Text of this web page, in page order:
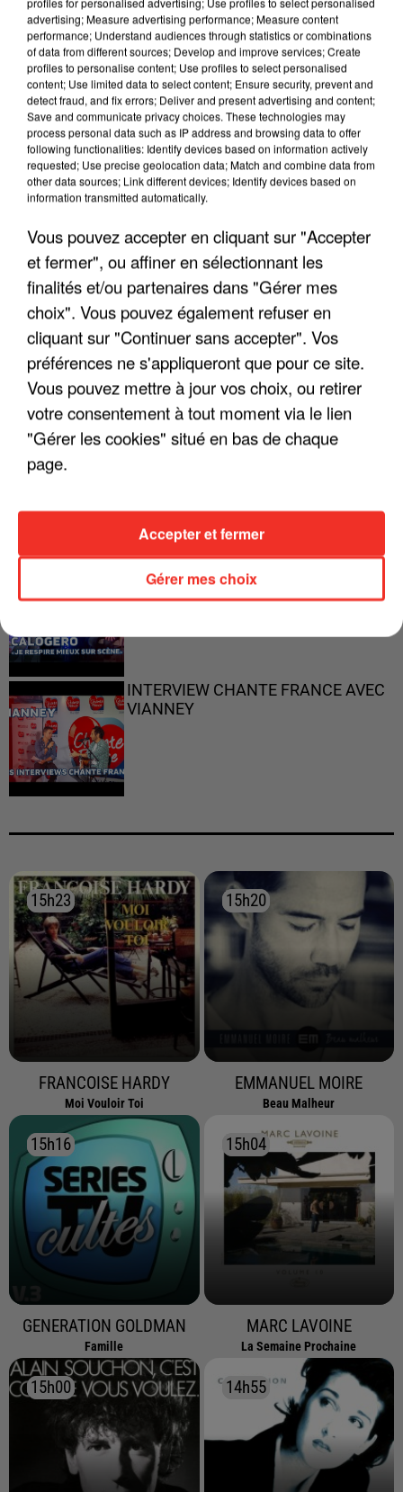
LES INTERVIEWS CHANTE
FRANCE
Voir plus
"JE SUIS À DISPOSITION DES
ENFOIRÉS"
"ON A TOUS LE TRAC"
"ON N'EST PAS DES PARENTS
"JE RESPIRE MIEUX SUR SCÈNE" -
CALOGERO
INTERVIEW CHANTE FRANCE AVEC
VIANNEY
15h23
15h23
FRANCOISE HARDY
Moi Vouloir Toi
15h20
15h20
EMMANUEL MOIRE
Beau Malheur
15h16
15h16
GENERATION GOLDMAN
Famille
15h04
15h04
MARC LAVOINE
La Semaine Prochaine
15h00
15h00 14h55
14h55
advertising; Measure advertising performance; Measure content
performance; Understand audiences through statistics or combinations
of data from different sources; Develop and improve services; Create
profiles to personalise content; Use profiles to select personalised
content; Use limited data to select content; Ensure security, prevent and
detect fraud, and fix errors; Deliver and present advertising and content;
Save and communicate privacy choices. These technologies may
process personal data such as IP address and browsing data to offer
following functionalities: Identify devices based on information actively
requested; Use precise geolocation data; Match and combine data from
other data sources; Link different devices; Identify devices based on
information transmitted automatically.
Vous pouvez accepter en cliquant sur "Accepter
et fermer", ou affiner en sélectionnant les
finalités et/ou partenaires dans "Gérer mes
choix". Vous pouvez également refuser en
cliquant sur "Continuer sans accepter". Vos
préférences ne s'appliqueront que pour ce site.
Vous pouvez mettre à jour vos choix, ou retirer
votre consentement à tout moment via le lien
"Gérer les cookies" situé en bas de chaque
page.
Gérer mes choix
Accepter et fermer